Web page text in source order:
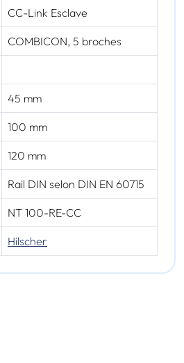
CC-Link Esclave
COMBICON, 5 broches
45 mm
100 mm
120 mm
Rail DIN selon DIN EN 60715
NT 100-RE-CC
Hilscher